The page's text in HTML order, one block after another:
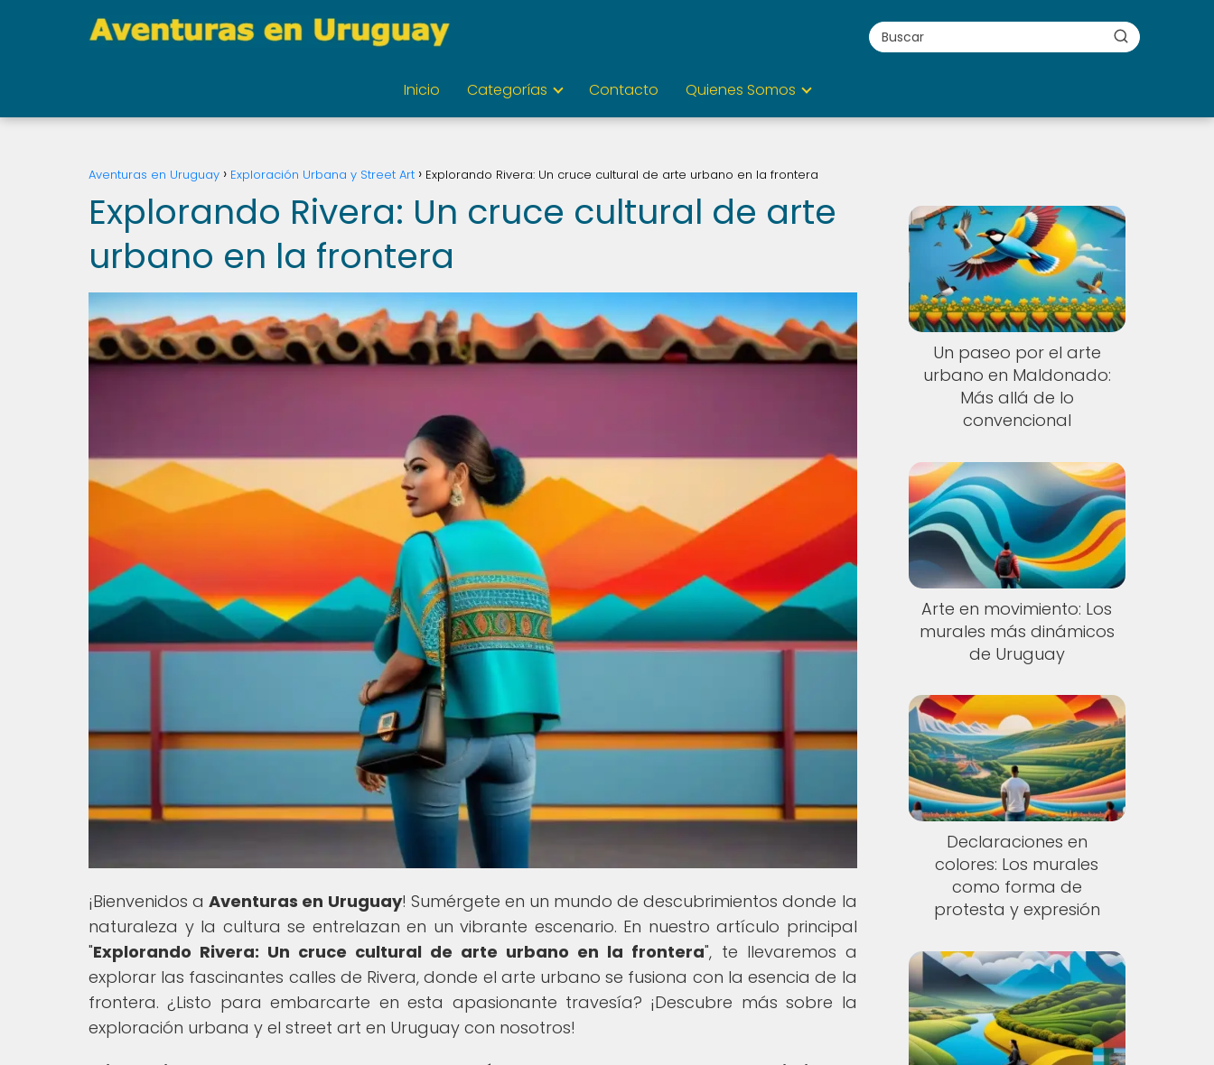
Inicio Categorías Contacto Quienes Somos
Aventuras en Uruguay Exploración Urbana y Street Art Explorando Rivera: Un cruce cultural de arte urbano en la frontera
Explorando Rivera: Un cruce cultural de arte
urbano en la frontera
¡Bienvenidos aAventuras en Uruguay! Sumérgete en un mundo de descubrimientos donde la
naturaleza y la cultura se entrelazan en un vibrante escenario. En nuestro artículo principal
"Explorando Rivera: Un cruce cultural de arte urbano en la frontera", te llevaremos a
explorar las fascinantes calles de Rivera, donde el arte urbano se fusiona con la esencia de la
frontera. ¿Listo para embarcarte en esta apasionante travesía? ¡Descubre más sobre la
exploración urbana y el street art en Uruguay con nosotros!
Un paseo por el arte
urbano en Maldonado:
Más allá de lo
convencional
Arte en movimiento: Los
murales más dinámicos
de Uruguay
Declaraciones en
colores: Los murales
como forma de
protesta y expresión